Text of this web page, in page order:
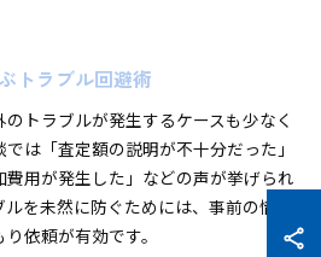
トラブル回避術
トラブルが発生するケースも少なく
は「査定額の説明が不十分だった」
費用が発生した」などの声が挙げられ
を未然に防ぐためには、事前の情報
依頼が有効です。